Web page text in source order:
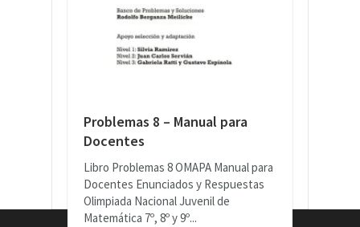
Problemas 8 – Manual para
Docentes
Libro Problemas 8 OMAPA Manual para
Docentes Enunciados y Respuestas
Olimpiada Nacional Juvenil de
Matemática 7º, 8º y 9º...